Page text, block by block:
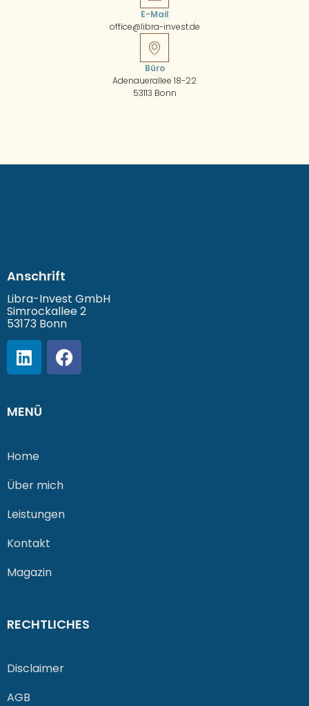
E-Mail
office@libra-invest.de
Büro
Adenauerallee 18-22
53113 Bonn
Anschrift
Libra-Invest GmbH
Simrockallee 2
53173 Bonn
MENÜ
Home
Über mich
Leistungen
Kontakt
Magazin
RECHTLICHES
Disclaimer
AGB